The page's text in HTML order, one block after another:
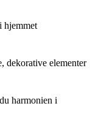
hjemmet
elementer
harmonien i